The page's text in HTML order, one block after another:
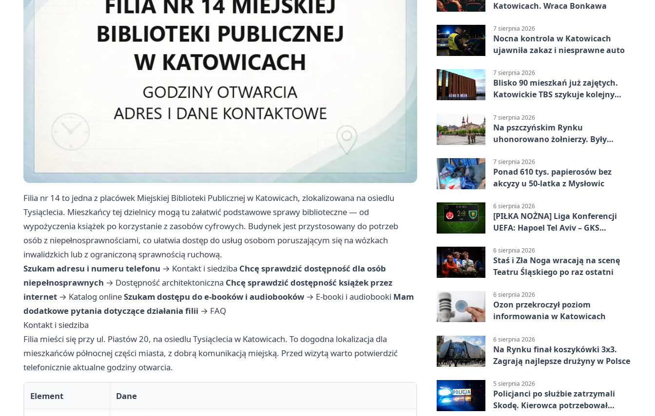
Filia nr 14 to jedna z placówek Miejskiej Biblioteki Publicznej w Katowicach, zlokalizowana na osiedlu
Tysiąclecia. Mieszkańcy tej dzielnicy mogą tu załatwić podstawowe sprawy biblioteczne — od
wypożyczenia książek po korzystanie z zasobów cyfrowych. Budynek jest przystosowany do potrzeb
osób z niepełnosprawnościami, co ułatwia dostęp do usług osobom poruszającym się na wózkach
inwalidzkich lub z ograniczoną sprawnością ruchową.
Szukam adresu i numeru telefonu → Kontakt i siedziba Chcę sprawdzić dostępność dla osób
niepełnosprawnych → Dostępność architektoniczna Chcę sprawdzić dostępność książek przez
internet → Katalog onlineSzukam dostępu do e-booków i audiobooków → E-booki i audiobooki Mam
dodatkowe pytania dotyczące działania filii → FAQ
Kontakt i siedziba
Filia mieści się przy ul. Piastów 20, na osiedlu Tysiąclecia w Katowicach. To dogodna lokalizacja dla
mieszkańców północnej części miasta, z dobrą komunikacją miejską. Przed wizytą warto potwierdzić
telefonicznie aktualne godziny otwarcia.
Element Dane
Katowicach. Wraca Bonkawa
7 sierpnia 2026
Nocna kontrola w Katowicach
ujawniła zakaz i niesprawne auto
7 sierpnia 2026
Blisko 90 mieszkań już zajętych.
Katowickie TBS szykuje kolejny
7 sierpnia 2026
Na pszczyńskim Rynku
uhonorowano żołnierzy. Były
7 sierpnia 2026
Ponad 610 tys. papierosów bez
akcyzy u 50-latka z Mysłowic
6 sierpnia 2026
[PIŁKA NOŻNA] Liga Konferencji
UEFA: Hapoel Tel Aviv – GKS
rundy kwalifikacyjnej
6 sierpnia 2026
Staś i Zła Noga wracają na scenę
Teatru Śląskiego po raz ostatni
6 sierpnia 2026
Ozon przekroczył poziom
informowania w Katowicach
6 sierpnia 2026
Na Rynku finał koszykówki 3x3.
Zagrają najlepsze drużyny w Polsce
5 sierpnia 2026
Policjanci po służbie zatrzymali
Skodę. Kierowca potrzebował